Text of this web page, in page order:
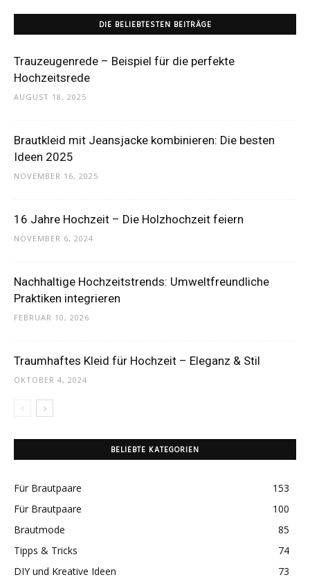
DIE BELIEBTESTEN BEITRÄGE
Trauzeugenrede – Beispiel für die perfekte
Hochzeitsrede
AUGUST 18, 2025
Brautkleid mit Jeansjacke kombinieren: Die besten
Ideen 2025
NOVEMBER 16, 2025
16 Jahre Hochzeit – Die Holzhochzeit feiern
NOVEMBER 6, 2024
Nachhaltige Hochzeitstrends: Umweltfreundliche
Praktiken integrieren
FEBRUAR 10, 2026
Traumhaftes Kleid für Hochzeit – Eleganz & Stil
OKTOBER 4, 2024
BELIEBTE KATEGORIEN
Für Brautpaare
153
Für Brautpaare
100
Brautmode
85
Tipps & Tricks
74
DIY und Kreative Ideen
73